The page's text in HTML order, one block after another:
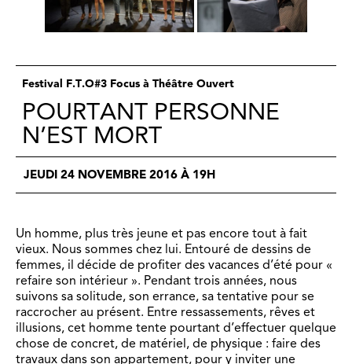
Festival F.T.O#3 Focus à Théâtre Ouvert
POURTANT PERSONNE
N’EST MORT
JEUDI 24 NOVEMBRE 2016 À 19H
Un homme, plus très jeune et pas encore tout à fait
vieux. Nous sommes chez lui. Entouré de dessins de
femmes, il décide de profiter des vacances d’été pour «
refaire son intérieur ». Pendant trois années, nous
suivons sa solitude, son errance, sa tentative pour se
raccrocher au présent. Entre ressassements, rêves et
illusions, cet homme tente pourtant d’effectuer quelque
chose de concret, de matériel, de physique : faire des
travaux dans son appartement, pour y inviter une